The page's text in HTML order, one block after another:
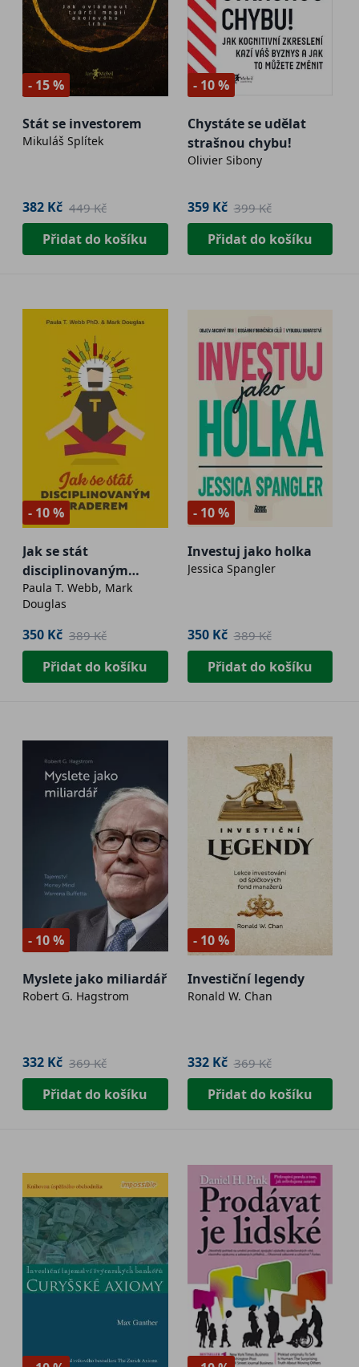
- 15 %
Stát se investorem
Mikuláš Splítek
382 Kč 449 Kč
Přidat do košíku
- 10 %
Chystáte se udělat
strašnou chybu!
Olivier Sibony
359 Kč 399 Kč
Přidat do košíku
- 10 %
Jak se stát
disciplinovaným
traderem
Paula T. Webb, Mark
Douglas
350 Kč 389 Kč
Přidat do košíku
- 10 %
Investuj jako holka
Jessica Spangler
350 Kč 389 Kč
Přidat do košíku
- 10 %
Myslete jako miliardář
Robert G. Hagstrom
332 Kč 369 Kč
Přidat do košíku
- 10 %
Investiční legendy
Ronald W. Chan
332 Kč 369 Kč
Přidat do košíku